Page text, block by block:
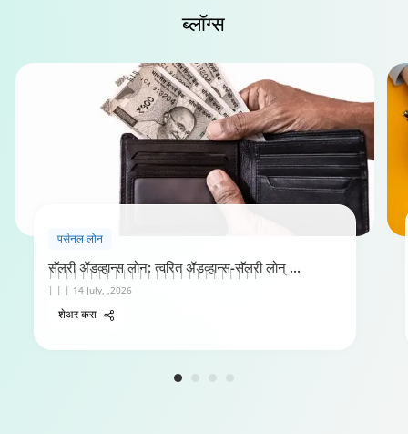
पर्सनल लोन पात्रता कॅल्क्युलेटर
ब्लॉग्स
पर्सनल लोन
सॅलरी ॲडव्हान्स लोन: त्वरित ॲडव्हान्स-सॅलरी लोन् ...
| | | | | | | | | | | | | | | | | | | | | | | | | |
| | | 14 July, ,2026
शेअर करा